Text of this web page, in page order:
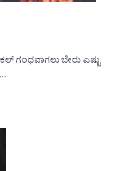
ಗಂಧವಾಗಲು ಬೇರು ಎಷ್ಟು